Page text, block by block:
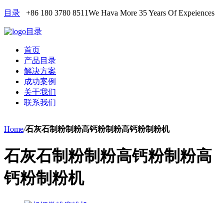
目录 +86 180 3780 8511We Hava More 35 Years Of Expeiences
目录
首页
产品目录
解决方案
成功案例
关于我们
联系我们
Home/石灰石制粉制粉高钙粉制粉高钙粉制粉机
石灰石制粉制粉高钙粉制粉高
钙粉制粉机